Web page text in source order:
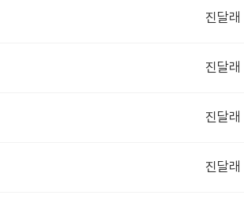
진달래
진달래
진달래
진달래